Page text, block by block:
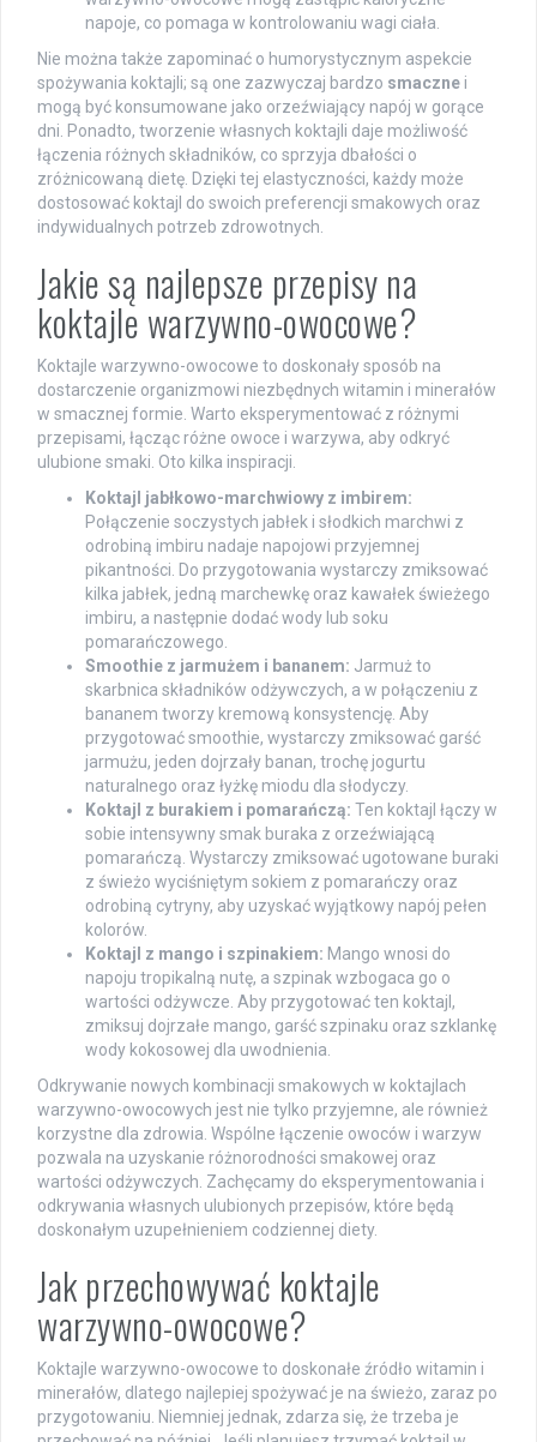
napoje, co pomaga w kontrolowaniu wagi ciała.
Nie można także zapominać o humorystycznym aspekcie
spożywania koktajli; są one zazwyczaj bardzo smaczne i
mogą być konsumowane jako orzeźwiający napój w gorące
dni. Ponadto, tworzenie własnych koktajli daje możliwość
łączenia różnych składników, co sprzyja dbałości o
zróżnicowaną dietę. Dzięki tej elastyczności, każdy może
dostosować koktajl do swoich preferencji smakowych oraz
indywidualnych potrzeb zdrowotnych.
Jakie są najlepsze przepisy na
koktajle warzywno-owocowe?
Koktajle warzywno-owocowe to doskonały sposób na
dostarczenie organizmowi niezbędnych witamin i minerałów
w smacznej formie. Warto eksperymentować z różnymi
przepisami, łącząc różne owoce i warzywa, aby odkryć
ulubione smaki. Oto kilka inspiracji.
Koktajl jabłkowo-marchwiowy z imbirem:
Połączenie soczystych jabłek i słodkich marchwi z
odrobiną imbiru nadaje napojowi przyjemnej
pikantności. Do przygotowania wystarczy zmiksować
kilka jabłek, jedną marchewkę oraz kawałek świeżego
imbiru, a następnie dodać wody lub soku
pomarańczowego.
Smoothie z jarmużem i bananem: Jarmuż to
skarbnica składników odżywczych, a w połączeniu z
bananem tworzy kremową konsystencję. Aby
przygotować smoothie, wystarczy zmiksować garść
jarmużu, jeden dojrzały banan, trochę jogurtu
naturalnego oraz łyżkę miodu dla słodyczy.
Koktajl z burakiem i pomarańczą: Ten koktajl łączy w
sobie intensywny smak buraka z orzeźwiającą
pomarańczą. Wystarczy zmiksować ugotowane buraki
z świeżo wyciśniętym sokiem z pomarańczy oraz
odrobiną cytryny, aby uzyskać wyjątkowy napój pełen
kolorów.
Koktajl z mango i szpinakiem: Mango wnosi do
napoju tropikalną nutę, a szpinak wzbogaca go o
wartości odżywcze. Aby przygotować ten koktajl,
zmiksuj dojrzałe mango, garść szpinaku oraz szklankę
wody kokosowej dla uwodnienia.
Odkrywanie nowych kombinacji smakowych w koktajlach
warzywno-owocowych jest nie tylko przyjemne, ale również
korzystne dla zdrowia. Wspólne łączenie owoców i warzyw
pozwala na uzyskanie różnorodności smakowej oraz
wartości odżywczych. Zachęcamy do eksperymentowania i
odkrywania własnych ulubionych przepisów, które będą
doskonałym uzupełnieniem codziennej diety.
Jak przechowywać koktajle
warzywno-owocowe?
Koktajle warzywno-owocowe to doskonałe źródło witamin i
minerałów, dlatego najlepiej spożywać je na świeżo, zaraz po
przygotowaniu. Niemniej jednak, zdarza się, że trzeba je